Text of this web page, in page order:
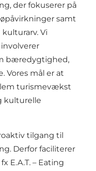
der fokuserer på
samt
Vi
bæredygtighed,
Vores mål er at
turismevækst
kulturelle
tilgang til
Derfor faciliterer
E.A.T. – Eating